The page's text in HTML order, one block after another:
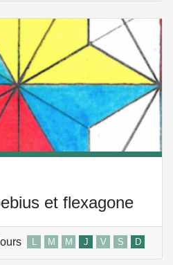
et flexagone
L M M J V S D